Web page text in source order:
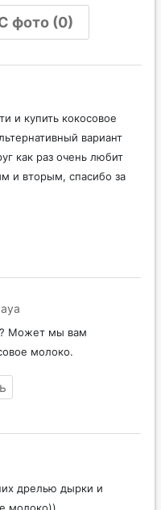
фото (0)
и купить кокосовое
вариант
как раз очень любит
и вторым, спасибо за
Может мы вам
молоко.
дрелью дырки и